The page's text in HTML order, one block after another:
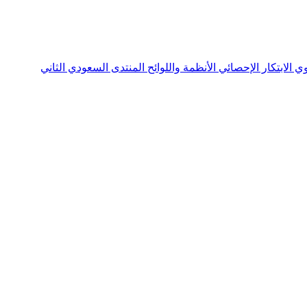
الابتكار الإحصائي الأنظمة واللوائح المنتدى السعودي الثاني